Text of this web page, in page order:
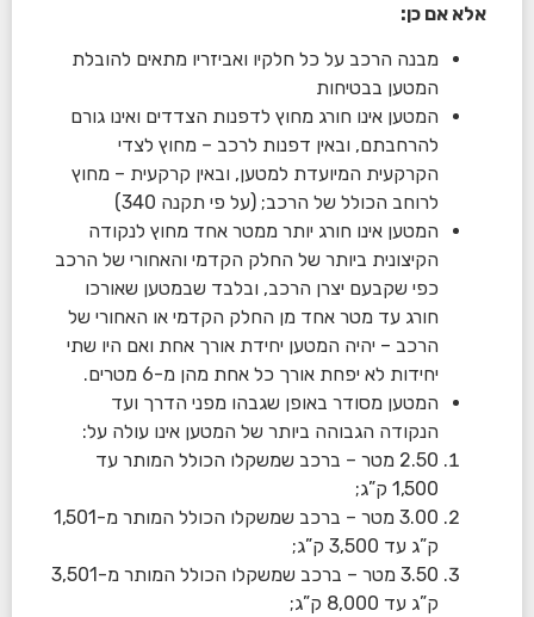
אלא אם כן:
מבנה הרכב על כל חלקיו ואביזריו מתאים להובלת
המטען בבטיחות
המטען אינו חורג מחוץ לדפנות הצדדים ואינו גורם
להרחבתם, ובאין דפנות לרכב – מחוץ לצדי
הקרקעית המיועדת למטען, ובאין קרקעית – מחוץ
לרוחב הכולל של הרכב; (על פי תקנה 340)
המטען אינו חורג יותר ממטר אחד מחוץ לנקודה
הקיצונית ביותר של החלק הקדמי והאחורי של הרכב
כפי שקבעם יצרן הרכב, ובלבד שבמטען שאורכו
חורג עד מטר אחד מן החלק הקדמי או האחורי של
הרכב – יהיה המטען יחידת אורך אחת ואם היו שתי
יחידות לא יפחת אורך כל אחת מהן מ-6 מטרים.
המטען מסודר באופן שגבהו מפני הדרך ועד
הנקודה הגבוהה ביותר של המטען אינו עולה על:
2.50 מטר – ברכב שמשקלו הכולל המותר עד
1,500 ק”ג;
3.00 מטר – ברכב שמשקלו הכולל המותר מ-1,501
ק”ג עד 3,500 ק”ג;
3.50 מטר – ברכב שמשקלו הכולל המותר מ-3,501
ק”ג עד 8,000 ק”ג;